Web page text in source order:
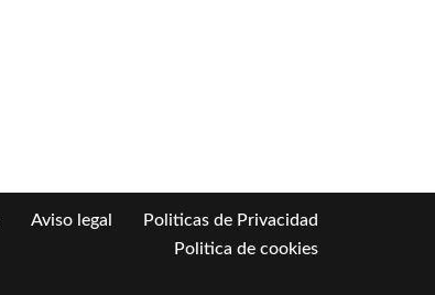
Aviso legal
Politicas de Privacidad
Politica de cookies